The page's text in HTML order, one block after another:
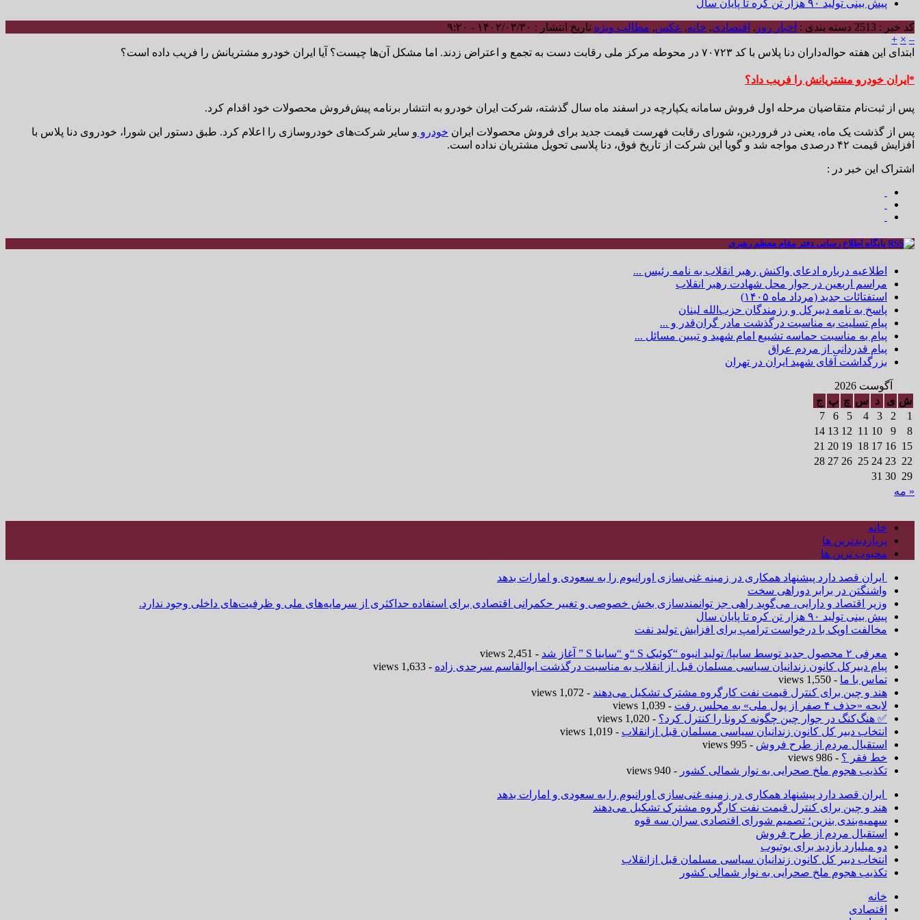
پیش بینی تولید ۹۰ هزار تن کره تا پایان سال
کد خبر : 2513 دسته بندی : اخبار روز , اقتصادی, خانه, عکس, مطالب ویژه تاریخ انتشار : ۱۴۰۲/۰۳/۳۰ - ۹:۲۰
–
×
+
ابتدای این هفته حواله‌داران دنا پلاس با کد ۷۰۷۲۳ در محوطه مرکز ملی رقابت دست به تجمع و اعتراض زدند. اما مشکل آن‌ها چیست؟ آیا ایران خودرو مشتریانش را فریب داده است؟
*ایران خودرو مشتریانش را فریب داد؟
پس از ثبت‌نام متقاضیان مرحله اول فروش سامانه یکپارچه در اسفند ماه سال گذشته، شرکت ایران خودرو به انتشار برنامه پیش‌فروش محصولات خود اقدام کرد.
پس از گذشت یک ماه، یعنی در فروردین، شورای رقابت فهرست قیمت جدید برای فروش محصولات ایران خودرو و سایر شرکت‌های خودروسازی را اعلام کرد. طبق دستور این شورا، خودروی دنا پلاس با
افزایش قیمت ۴۲ درصدی مواجه شد و گویا این شرکت از تاریخ فوق، دنا پلاسی تحویل مشتریان نداده است.
اشتراک این خبر در :
پایگاه اطلاع رسانی دفتر مقام معظم رهبری
اطلاعیه درباره ادعای واکنش رهبر انقلاب به نامه رئیس ...
مراسم اربعین در جوار محل شهادت رهبر انقلاب
استفتائات جدید (مرداد ماه ۱۴۰۵)
پاسخ به نامه دبیرکل و رزمندگان حزب‌الله لبنان
پیام تسلیت به مناسبت درگذشت مادر گران‌قدر و ...
پیام به مناسبت حماسه تشییع امام شهید و تبیین مسائل ...
پیام قدردانی از مردم عراق
بزرگداشت آقای شهید ایران در تهران
آگوست 2026
ش ی د س چ پ ج
1
2
3
4
5
6
7
8
9
10
11
12
13
14
15
16
17
18
19
20
21
22
23
24
25
26
27
28
29
30
31
« مه
خانه
پربازدیدترین ها
محبوب ترین ها
ایران قصد دارد پیشنهاد همکاری در زمینه غنی‌سازی اورانیوم را به سعودی و امارات بدهد
واشنگتن در برابر دوراهی سخت
وزیر اقتصاد و دارایی، می‌گوید راهی جز توانمندسازی بخش خصوصی و تغییر حکمرانی اقتصادی برای استفاده حداکثری از سرمایه‌های ملی و ظرفیت‌های داخلی وجود ندارد.
پیش بینی تولید ۹۰ هزار تن کره تا پایان سال
مخالفت اوپک با درخواست ترامپ برای افزایش تولید نفت
معرفی ۲ محصول جدید توسط سایپا/ تولید انبوه “کوئیک S “و “ساینا S ” آغاز شد
- 2,451 views
پیام دبیرکل کانون زندانیان سیاسی مسلمان قبل از انقلاب به مناسبت درگذشت ابوالقاسم سرحدی زاده - 1,633 views
تماس با ما - 1,550 views
هند و چین برای کنترل قیمت نفت کارگروه مشترک تشکیل می‌دهند - 1,072 views
لایحه «حذف ۴ صفر از پول ملی» به مجلس رفت
- 1,039 views
✅ هنگ‌کنگ در جوار چین چگونه کرونا را کنترل کرد؟ - 1,020 views
انتخاب دبیر کل کانون زندانیان سیاسی مسلمان قبل ازانقلاب - 1,019 views
استقبال مردم از طرح فروش - 995 views
خط فقر ؟ - 986 views
تکذیب هجوم ملخ صحرایی به نوار شمالی کشور - 940 views
ایران قصد دارد پیشنهاد همکاری در زمینه غنی‌سازی اورانیوم را به سعودی و امارات بدهد
هند و چین برای کنترل قیمت نفت کارگروه مشترک تشکیل می‌دهند
سهمیه‌بندی بنزین؛ تصمیم شورای اقتصادی سران سه قوه
استقبال مردم از طرح فروش
دو میلیارد بازدید برای یوتیوب
انتخاب دبیر کل کانون زندانیان سیاسی مسلمان قبل ازانقلاب
تکذیب هجوم ملخ صحرایی به نوار شمالی کشور
خانه
اقتصادی